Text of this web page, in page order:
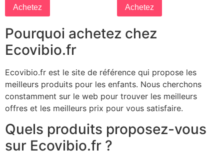
Achetez Achetez
Pourquoi achetez chez
Ecovibio.fr
Ecovibio.fr est le site de référence qui propose les
meilleurs produits pour les enfants. Nous cherchons
constamment sur le web pour trouver les meilleurs
offres et les meilleurs prix pour vous satisfaire.
Quels produits proposez-vous
sur Ecovibio.fr ?